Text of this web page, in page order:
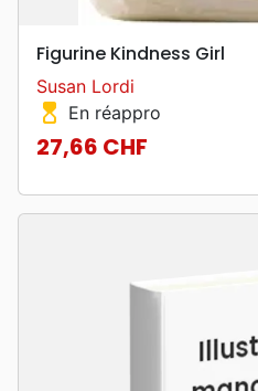
Figurine Kindness Girl
Susan Lordi
hourglass_top En réappro
Prix
27,66 CHF